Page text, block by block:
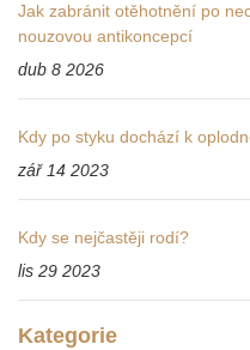
Jak zabránit otěhotnění po
nouzovou antikoncepcí
dub 8 2026
Kdy po styku dochází k
zář 14 2023
Kdy se nejčastěji rodí?
lis 29 2023
Kategorie